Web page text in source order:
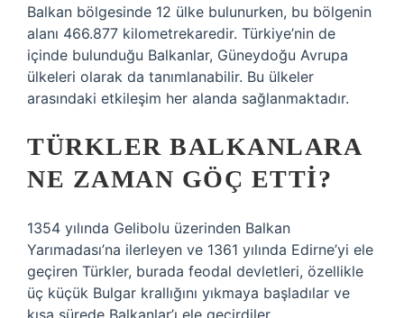
Balkan bölgesinde 12 ülke bulunurken, bu bölgenin
alanı 466.877 kilometrekaredir. Türkiye’nin de
içinde bulunduğu Balkanlar, Güneydoğu Avrupa
ülkeleri olarak da tanımlanabilir. Bu ülkeler
arasındaki etkileşim her alanda sağlanmaktadır.
TÜRKLER BALKANLARA
NE ZAMAN GÖÇ ETTI?
1354 yılında Gelibolu üzerinden Balkan
Yarımadası’na ilerleyen ve 1361 yılında Edirne’yi ele
geçiren Türkler, burada feodal devletleri, özellikle
üç küçük Bulgar krallığını yıkmaya başladılar ve
kısa sürede Balkanlar’ı ele geçirdiler.